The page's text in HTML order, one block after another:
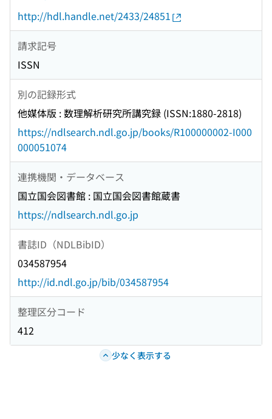
http://hdl.handle.net/2433/24851
請求記号
ISSN
別の記録形式
他媒体版 : 数理解析研究所講究録 (ISSN:1880-2818)
https://ndlsearch.ndl.go.jp/books/R100000002-I000
000051074
連携機関・データベース
国立国会図書館 : 国立国会図書館蔵書
https://ndlsearch.ndl.go.jp
書誌ID（NDLBibID）
034587954
http://id.ndl.go.jp/bib/034587954
整理区分コード
412
少なく表示する